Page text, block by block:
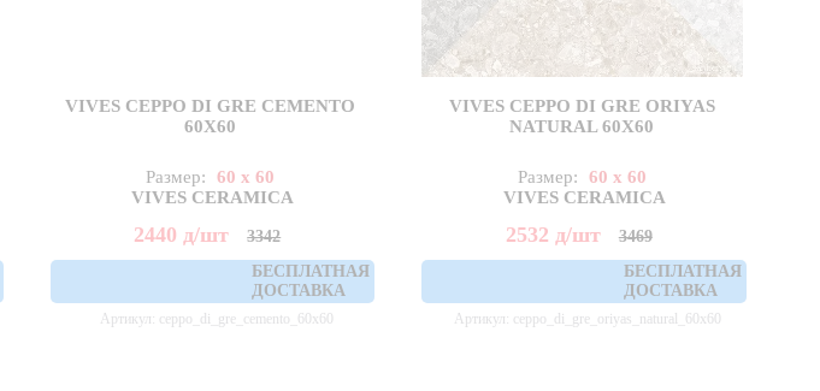
VIVES CEPPO DI GRE CEMENTO
60X60
Размер:
60 x 60
VIVES CERAMICA
2440 д/шт
3342
БЕСПЛАТНАЯ
ДОСТАВКА
Артикул: ceppo_di_gre_cemento_60x60
VIVES CEPPO DI GRE ORIYAS
NATURAL 60X60
Размер:
60 x 60
VIVES CERAMICA
2532 д/шт
3469
БЕСПЛАТНАЯ
ДОСТАВКА
Артикул: ceppo_di_gre_oriyas_natural_60x60